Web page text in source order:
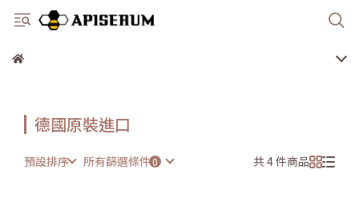
德國原裝進口
預設排序 所有篩選條件 共 4 件商品